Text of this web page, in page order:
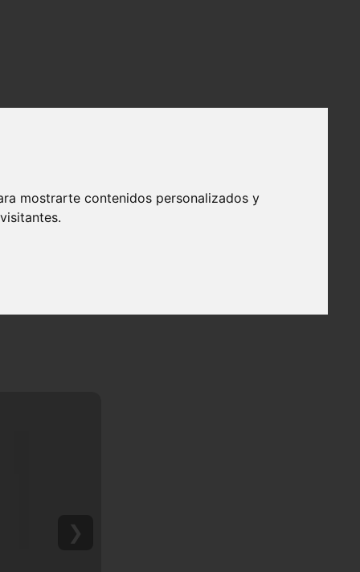
mostrarte contenidos personalizados y
❯